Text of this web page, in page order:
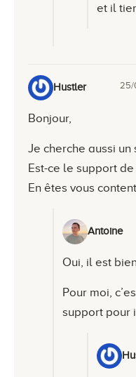
et il
Hustler 25/
Bonjour,
Je cherche aussi
Est-ce le support
En êtes vous
Antoine
Oui, il est
Pour moi,
support pour